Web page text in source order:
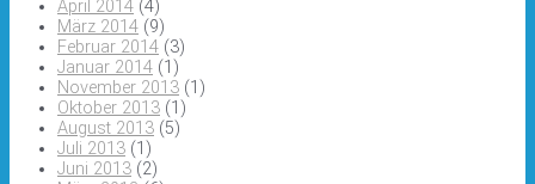
April 2014 (4)
März 2014 (9)
Februar 2014 (3)
Januar 2014 (1)
November 2013 (1)
Oktober 2013 (1)
August 2013 (5)
Juli 2013 (1)
Juni 2013 (2)